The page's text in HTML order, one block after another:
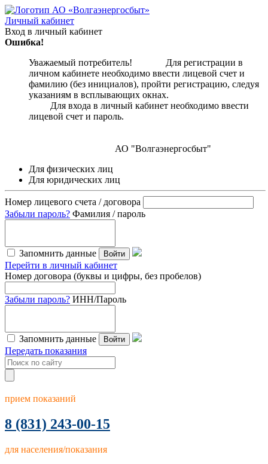
Личный кабинет
Вход в личный кабинет
Ошибка!
Уважаемый потребитель! Для регистрации в
личном кабинете необходимо ввести лицевой счет и
фамилию (без инициалов), пройти регистрацию, следуя
указаниям в всплывающих окнах.
Для входа в личный кабинет необходимо ввести
лицевой счет и пароль.
АО "Волгаэнергосбыт"
Для физических лиц
Для юридических лиц
Номер лицевого счета / договора
Забыли пароль? Фамилия / пароль
Запомнить данные Войти
Перейти в личный кабинет
Номер договора (буквы и цифры, без пробелов)
Забыли пароль? ИНН/Пароль
Запомнить данные Войти
Передать показания
прием показаний
8 (831) 243-00-15
для населения/показания